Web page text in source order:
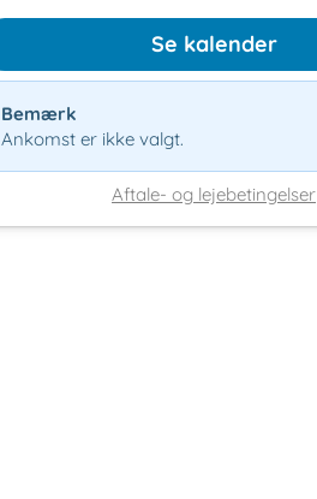
Se kalender
Bemærk
Ankomst er ikke valgt.
Aftale- og lejebetingelser